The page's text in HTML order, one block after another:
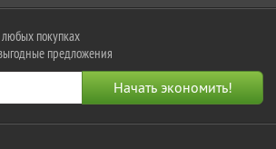
покупках
предложения